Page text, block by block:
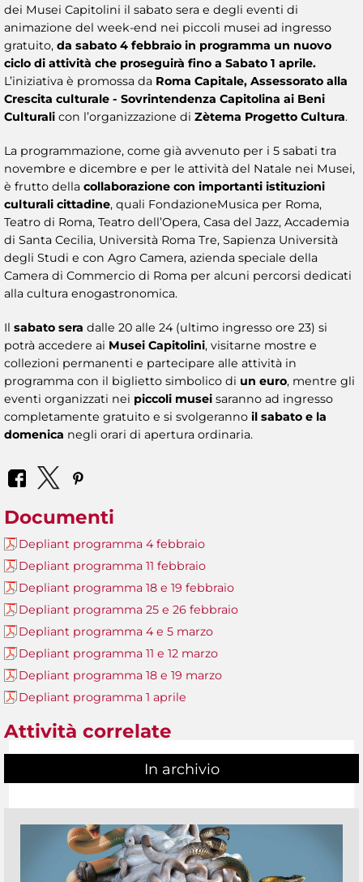
dei Musei Capitolini il sabato sera e degli eventi di
animazione del week-end nei piccoli musei ad ingresso
gratuito, da sabato 4 febbraio in programma un nuovo
ciclo di attività che proseguirà fino a Sabato 1 aprile.
L’iniziativa è promossa da Roma Capitale, Assessorato alla
Crescita culturale - Sovrintendenza Capitolina ai Beni
Culturali con l’organizzazione di Zètema Progetto Cultura.
La programmazione, come già avvenuto per i 5 sabati tra
novembre e dicembre e per le attività del Natale nei Musei,
è frutto della collaborazione con importanti istituzioni
culturali cittadine, quali FondazioneMusica per Roma,
Teatro di Roma, Teatro dell’Opera, Casa del Jazz, Accademia
di Santa Cecilia, Università Roma Tre, Sapienza Università
degli Studi e con Agro Camera, azienda speciale della
Camera di Commercio di Roma per alcuni percorsi dedicati
alla cultura enogastronomica.
Il sabato sera dalle 20 alle 24 (ultimo ingresso ore 23) si
potrà accedere ai Musei Capitolini, visitarne mostre e
collezioni permanenti e partecipare alle attività in
programma con il biglietto simbolico di un euro, mentre gli
eventi organizzati nei piccoli musei saranno ad ingresso
completamente gratuito e si svolgeranno il sabato e la
domenica negli orari di apertura ordinaria.
Documenti
Depliant programma 4 febbraio
Depliant programma 11 febbraio
Depliant programma 18 e 19 febbraio
Depliant programma 25 e 26 febbraio
Depliant programma 4 e 5 marzo
Depliant programma 11 e 12 marzo
Depliant programma 18 e 19 marzo
Depliant programma 1 aprile
Attività correlate
In archivio